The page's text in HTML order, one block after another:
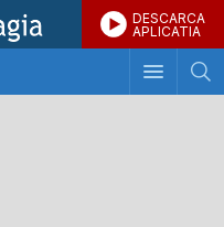
DESCARCA
APLICATIA